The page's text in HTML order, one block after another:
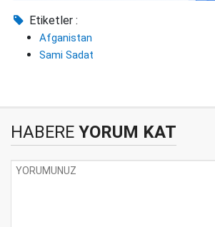
Etiketler :
Afganistan
Sami Sadat
HABERE YORUM KAT